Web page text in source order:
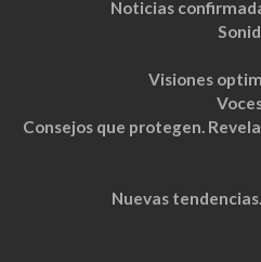
Noticias
Visiones
Consejos que protegen.
Nuevas